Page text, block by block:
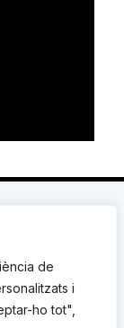
de
i
ho tot",